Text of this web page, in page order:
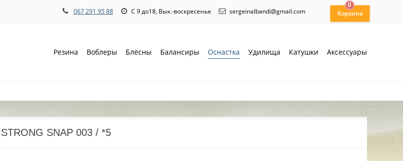
067 291 95 88 С 9 до18, Вых.-воскресенье sergeinalbandi@gmail.com
0
Резина Воблеры Блёсны Балансиры Оснастка Удилища Катушки Аксессуары
SNAP 003 / *5